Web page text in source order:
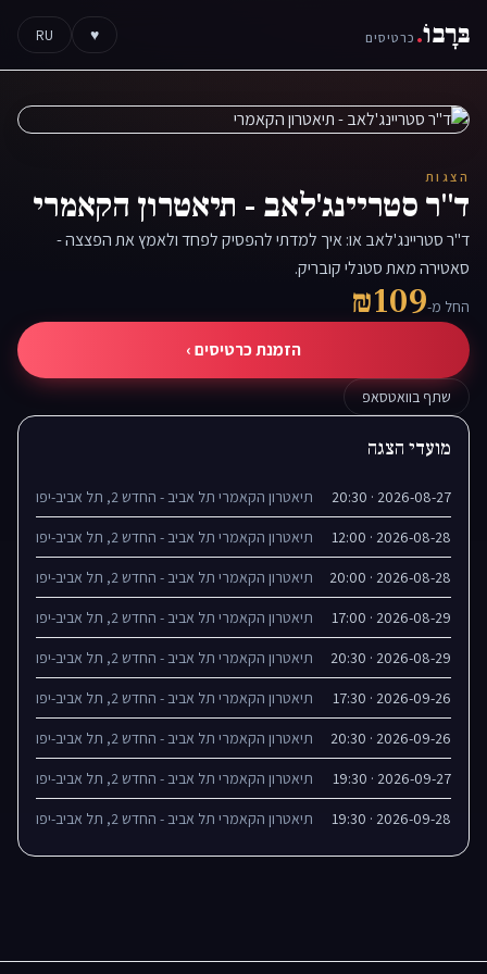
בּרָבוֹ. כרטיסים ♥
RU
הצגות
ד"ר סטריינג'לאב - תיאטרון הקאמרי
ד"ר סטריינג'לאב או: איך למדתי להפסיק לפחד ולאמץ את הפצצה -
סאטירה מאת סטנלי קובריק.
החל מ-₪109
הזמנת כרטיסים ›
שתף בוואטסאפ
מועדי הצגה
2026-08-27 · 20:30 תיאטרון הקאמרי תל אביב - החדש 2, תל אביב-יפו
2026-08-28 · 12:00 תיאטרון הקאמרי תל אביב - החדש 2, תל אביב-יפו
2026-08-28 · 20:00 תיאטרון הקאמרי תל אביב - החדש 2, תל אביב-יפו
2026-08-29 · 17:00 תיאטרון הקאמרי תל אביב - החדש 2, תל אביב-יפו
2026-08-29 · 20:30 תיאטרון הקאמרי תל אביב - החדש 2, תל אביב-יפו
2026-09-26 · 17:30 תיאטרון הקאמרי תל אביב - החדש 2, תל אביב-יפו
2026-09-26 · 20:30 תיאטרון הקאמרי תל אביב - החדש 2, תל אביב-יפו
2026-09-27 · 19:30 תיאטרון הקאמרי תל אביב - החדש 2, תל אביב-יפו
2026-09-28 · 19:30 תיאטרון הקאמרי תל אביב - החדש 2, תל אביב-יפו